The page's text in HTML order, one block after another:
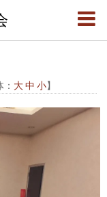
： 大中 小】